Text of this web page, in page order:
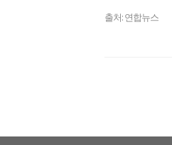
출처: 연합뉴스